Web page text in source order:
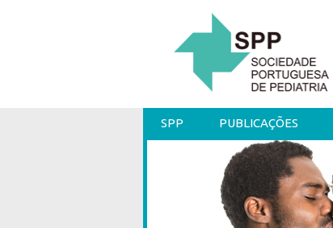
SPP PUBLICAÇÕES